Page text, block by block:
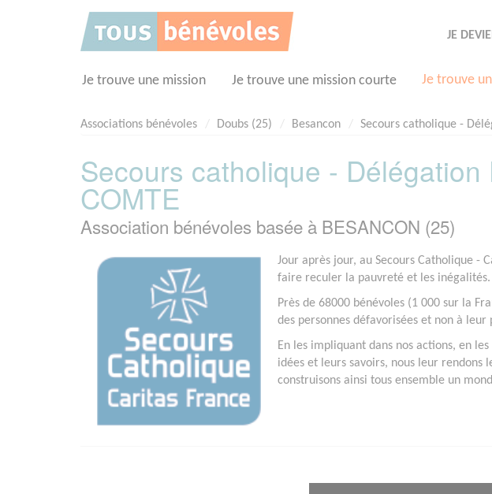
JE
Je trouve une mission Je trouve une mission courte Je trouve
Associations bénévoles Doubs (25) Besancon Secours catholique -
Secours catholique - Délégation
COMTE
Association bénévoles basée à BESANCON (25)
Jour après jour, au Secours Catholique -
faire reculer la pauvreté et les inégalités.
Près de 68000 bénévoles (1 000 sur la
des personnes défavorisées et non à leur
En les impliquant dans nos actions, en
idées et leurs savoirs, nous leur rendons
construisons ainsi tous ensemble un